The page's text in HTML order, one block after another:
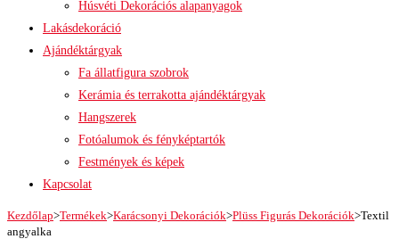
Húsvéti Dekorációs alapanyagok
Lakásdekoráció
Ajándéktárgyak
Fa állatfigura szobrok
Kerámia és terrakotta ajándéktárgyak
Hangszerek
Fotóalumok és fényképtartók
Festmények és képek
Kapcsolat
Kezdőlap>Termékek>Karácsonyi Dekorációk>Plüss Figurás Dekorációk>Textil
angyalka